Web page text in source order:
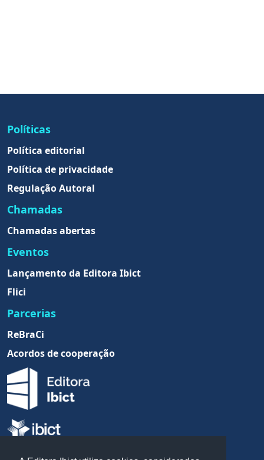
Políticas
Política editorial
Política de privacidade
Regulação Autoral
Chamadas
Chamadas abertas
Eventos
Lançamento da Editora Ibict
Flici
Parcerias
ReBraCi
Acordos de cooperação